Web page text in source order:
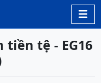

tệ - EG16